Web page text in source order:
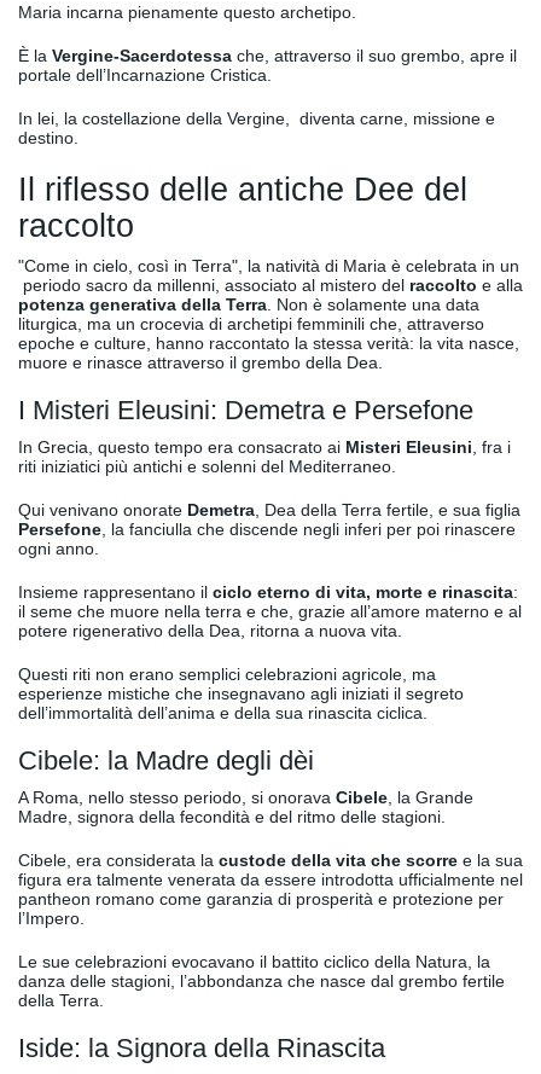
Maria incarna pienamente questo archetipo.
È la Vergine-Sacerdotessa che, attraverso il suo grembo, apre il
portale dell’Incarnazione Cristica.
In lei, la costellazione della Vergine, diventa carne, missione e
destino.
Il riflesso delle antiche Dee del
raccolto
"Come in cielo, così in Terra", la natività di Maria è celebrata in un
periodo sacro da millenni, associato al mistero del raccolto e alla
potenza generativa della Terra . Non è solamente una data
liturgica, ma un crocevia di archetipi femminili che, attraverso
epoche e culture, hanno raccontato la stessa verità: la vita nasce,
muore e rinasce attraverso il grembo della Dea.
I Misteri Eleusini: Demetra e Persefone
In Grecia, questo tempo era consacrato ai Misteri Eleusini , fra i
riti iniziatici più antichi e solenni del Mediterraneo.
Qui venivano onorate Demetra , Dea della Terra fertile, e sua figlia
Persefone , la fanciulla che discende negli inferi per poi rinascere
ogni anno.
Insieme rappresentano il ciclo eterno di vita, morte e rinascita:
il seme che muore nella terra e che, grazie all’amore materno e al
potere rigenerativo della Dea, ritorna a nuova vita.
Questi riti non erano semplici celebrazioni agricole, ma
esperienze mistiche che insegnavano agli iniziati il segreto
dell’immortalità dell’anima e della sua rinascita ciclica.
Cibele: la Madre degli dèi
A Roma, nello stesso periodo, si onorava Cibele , la Grande
Madre, signora della fecondità e del ritmo delle stagioni.
Cibele, era considerata la custode della vita che scorre e la sua
figura era talmente venerata da essere introdotta ufficialmente nel
pantheon romano come garanzia di prosperità e protezione per
l’Impero.
Le sue celebrazioni evocavano il battito ciclico della Natura, la
danza delle stagioni, l’abbondanza che nasce dal grembo fertile
della Terra.
Iside: la Signora della Rinascita